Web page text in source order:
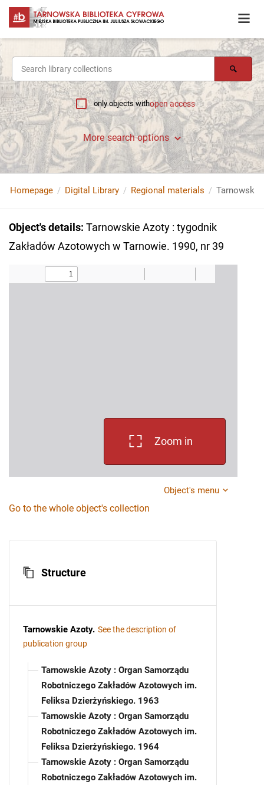
only objects withopen access
More search options
Homepage Digital Library Regional materials
Object's details: Tarnowskie Azoty : tygodnik
Zakładów Azotowych w Tarnowie. 1990, nr 39
Zoom in
Object's menu
Go to the whole object's collection
Structure
Tarnowskie Azoty. See the description of
publication group
Tarnowskie Azoty : Organ Samorządu
Robotniczego Zakładów Azotowych im.
Feliksa Dzierżyńskiego. 1963
Tarnowskie Azoty : Organ Samorządu
Robotniczego Zakładów Azotowych im.
Feliksa Dzierżyńskiego. 1964
Tarnowskie Azoty : Organ Samorządu
Robotniczego Zakładów Azotowych im.